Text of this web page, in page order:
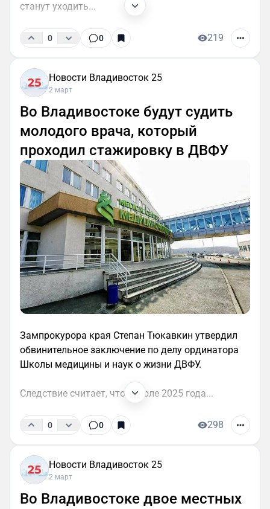
станут уходить...
0 0 219
Новости Владивосток 25
2 март
Во Владивостоке будут судить
молодого врача, который
проходил стажировку в ДВФУ
Зампрокурора края Степан Тюкавкин утвердил
обвинительное заключение по делу ординатора
Школы медицины и наук о жизни ДВФУ.
Следствие считает, что в июле 2025 года...
0 0 298
Новости Владивосток 25
2 март
Во Владивостоке двое местных